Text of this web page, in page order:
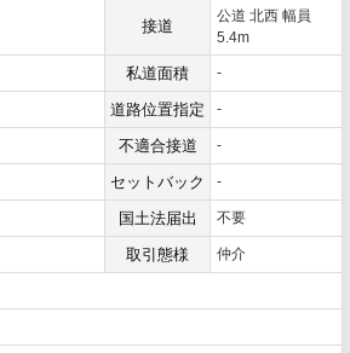
接道
公道 北西 幅員
5.4m
私道面積 -
道路位置指定 -
不適合接道 -
セットバック -
国土法届出 不要
取引態様 仲介